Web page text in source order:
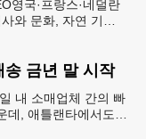
영국·프랑스·네덜란
와 문화, 자연 기
송 금년 말 시작
내 소매업체 간의 빠
데, 애틀랜타에서도